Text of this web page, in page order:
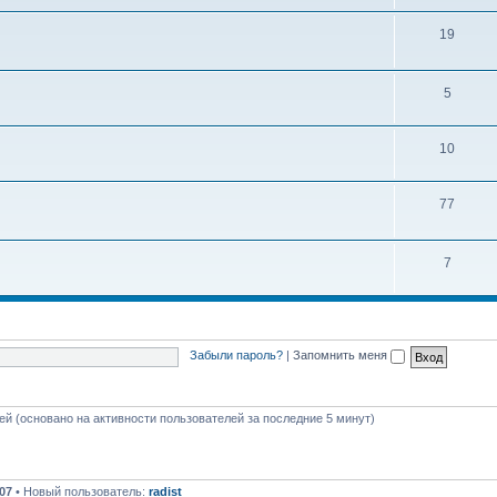
м
19
5Т
м
ы
10Т
77
7Т
Забыли пароль? Запомнить меня
(основано на активности пользователей за последние 5 минут)
• Новый пользователь: radist